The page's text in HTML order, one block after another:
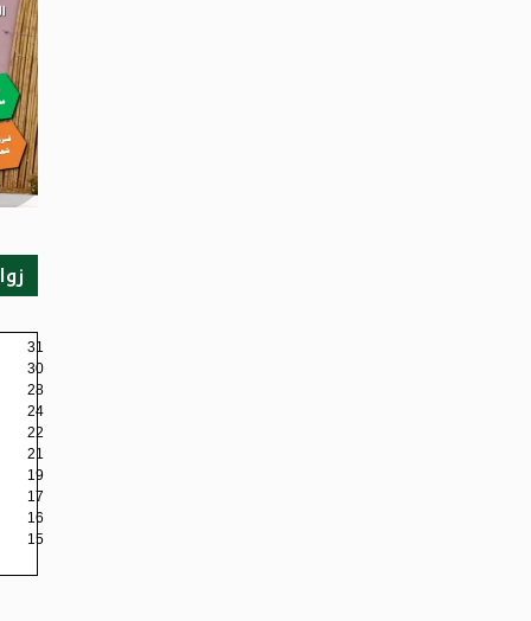
31
30
28
24
22
21
19
17
16
15